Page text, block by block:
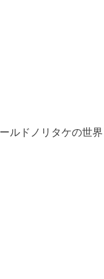
ルドノリタケの世